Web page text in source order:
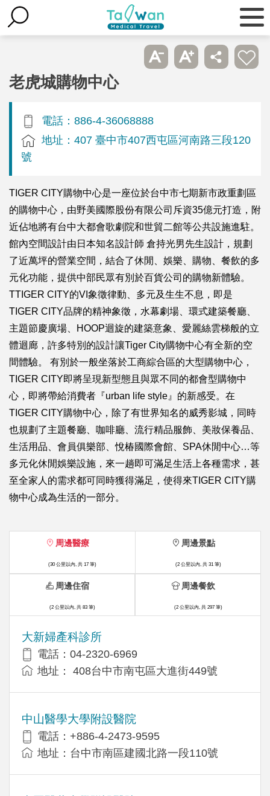
老虎城購物中心
電話：886-4-36068888
地址：407 臺中市407西屯區河南路三段120
號
TIGER CITY購物中心是一座位於台中市七期新市政重劃區
的購物中心，由野美國際股份有限公司斥資35億元打造，附
近佔地將有台中大都會歌劇院和世貿二館等公共設施進駐。
館內空間設計由日本知名設計師 倉持光男先生設計，規劃
了近萬坪的營業空間，結合了休閒、娛樂、購物、餐飲的多
元化功能，提供中部民眾有別於百貨公司的購物新體驗。
TTIGER CITY的VI象徵律動、多元及生生不息，即是
TIGER CITY品牌的精神象徵，水幕劇場、環式建築餐廳、
主題節慶廣場、HOOP迴旋的建築意象、愛麗絲雲梯般的立
體迴廊，許多特別的設計讓Tiger City購物中心有全新的空
間體驗。 有別於一般坐落於工商綜合區的大型購物中心，
TIGER CITY即將呈現新型態且與眾不同的都會型購物中
心，即將帶給消費者『urban life style』的新感受。在
TIGER CITY購物中心，除了有世界知名的威秀影城，同時
也規劃了主題餐廳、咖啡廳、流行精品服飾、美妝保養品、
生活用品、會員俱樂部、悅椿國際會館、SPA休閒中心…等
多元化休閒娛樂設施，來一趟即可滿足生活上各種需求，甚
至全家人的需求都可同時獲得滿足，使得來TIGER CITY購
物中心成為生活的一部分。
周邊醫療
(30 公里以內, 共 17 筆)
大新婦產科診所
電話：04-2320-6969
地址： 408台中市南屯區大進街449號
中山醫學大學附設醫院
電話：+886-4-2473-9595
地址：台中市南區建國北路一段110號
周邊景點
(2 公里以內, 共 31 筆)
周邊住宿
(2 公里以內, 共 83 筆)
周邊餐飲
(2 公里以內, 共 297 筆)